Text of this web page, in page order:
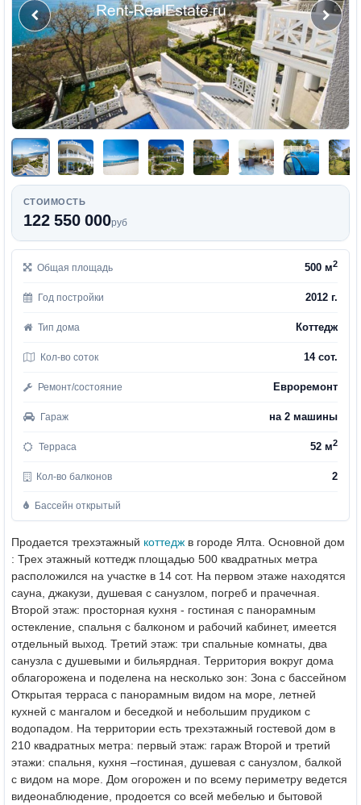
СТОИМОСТЬ
122 550 000руб
Общая площадь 500 м2
Год постройки 2012 г.
Тип дома Коттедж
Кол-во соток 14 сот.
Ремонт/состояние Евроремонт
Гараж на 2 машины
Терраса 52 м2
Кол-во балконов 2
Бассейн открытый
Продается трехэтажный коттедж в городе Ялта. Основной дом
: Трех этажный коттедж площадью 500 квадратных метра
расположился на участке в 14 сот. На первом этаже находятся
сауна, джакузи, душевая с санузлом, погреб и прачечная.
Второй этаж: просторная кухня - гостиная с панорамным
остекление, спальня с балконом и рабочий кабинет, имеется
отдельный выход. Третий этаж: три спальные комнаты, два
санузла с душевыми и бильярдная. Территория вокруг дома
облагорожена и поделена на несколько зон: Зона с бассейном
Открытая терраса с панорамным видом на море, летней
кухней с мангалом и беседкой и небольшим прудиком с
водопадом.
На территории есть трехэтажный гостевой дом в
210 квадратных метра: первый этаж: гараж Второй и третий
этажи: спальня, кухня –гостиная, душевая с санузлом, балкой
с видом на море. Дом огорожен и по всему периметру ведется
видеонаблюдение, продоется со всей мебелью и бытовой